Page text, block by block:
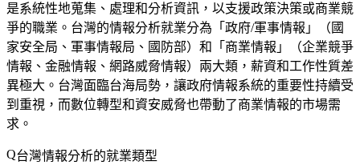
是系統性地蒐集、處理和分析資訊，以支援政策決策或商業競
爭的職業。台灣的情報分析就業分為「政府/軍事情報」（國
家安全局、軍事情報局、國防部）和「商業情報」（企業競爭
情報、金融情報、網路威脅情報）兩大類，薪資和工作性質差
異極大。台灣面臨台海局勢，讓政府情報系統的重要性持續受
到重視，而數位轉型和資安威脅也帶動了商業情報的市場需
求。
台灣情報分析的就業類型